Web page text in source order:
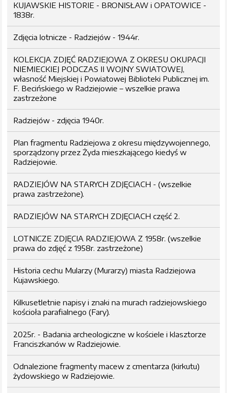
KUJAWSKIE HISTORIE - BRONISŁAW i OPATOWICE -
1838r.
Zdjęcia lotnicze - Radziejów - 1944r.
KOLEKCJA ZDJĘĆ RADZIEJOWA Z OKRESU OKUPACJI
NIEMIECKIEJ PODCZAS II WOJNY SWIATOWEJ,
własność Miejskiej i Powiatowej Biblioteki Publicznej im.
F. Becińskiego w Radziejowie – wszelkie prawa
zastrzeżone
Radziejów - zdjęcia 1940r.
Plan fragmentu Radziejowa z okresu międzywojennego,
sporządzony przez Żyda mieszkającego kiedyś w
Radziejowie.
RADZIEJÓW NA STARYCH ZDJĘCIACH - (wszelkie
prawa zastrzeżone).
RADZIEJÓW NA STARYCH ZDJĘCIACH część 2.
LOTNICZE ZDJĘCIA RADZIEJOWA Z 1958r. (wszelkie
prawa do zdjęć z 1958r. zastrzeżone)
Historia cechu Mularzy (Murarzy) miasta Radziejowa
Kujawskiego.
Kilkusetletnie napisy i znaki na murach radziejowskiego
kościoła parafialnego (Fary).
2025r. - Badania archeologiczne w kościele i klasztorze
Franciszkanów w Radziejowie.
Odnalezione fragmenty macew z cmentarza (kirkutu)
żydowskiego w Radziejowie.